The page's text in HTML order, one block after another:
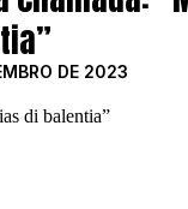
DE 2023